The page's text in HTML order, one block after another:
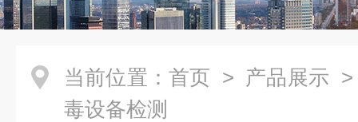
当前位置： 首页 > 产品展示
毒设备检测